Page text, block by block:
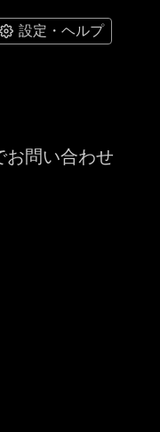
設定・ヘルプ
お問い合わせ